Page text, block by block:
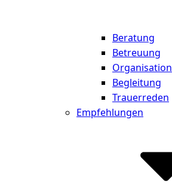
Beratung
Betreuung
Organisation
Begleitung
Trauerreden
Empfehlungen